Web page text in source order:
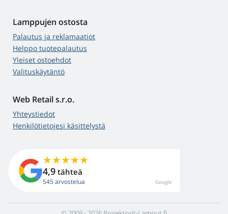
Lamppujen ostosta
Palautus ja reklamaatiot
Helppo tuotepalautus
Yleiset ostoehdot
Valituskäytäntö
Web Retail s.r.o.
Yhteystiedot
Henkilötietojesi käsittelystä
4,9 tähteä
545 arvostelua Google